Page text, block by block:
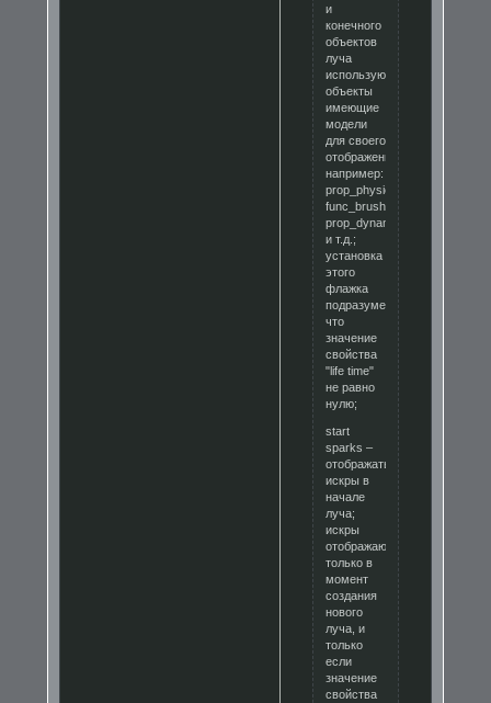
и
конечного
объектов
луча
используются
объекты
имеющие
модели
для своего
отображения,
например:
prop_physics,
func_brush,
prop_dynamic
и т.д.;
установка
этого
флажка
подразумевает,
что
значение
свойства
"life time"
не равно
нулю;
start
sparks –
отображать
искры в
начале
луча;
искры
отображаются
только в
момент
создания
нового
луча, и
только
если
значение
свойства